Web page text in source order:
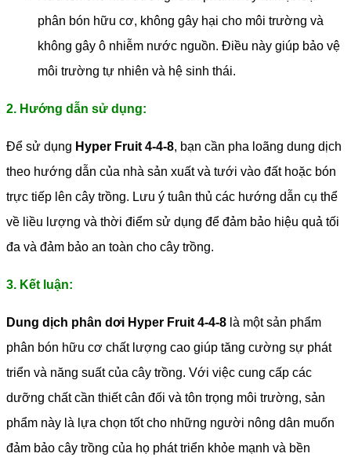
phân bón hữu cơ, không gây hại cho môi trường và
không gây ô nhiễm nước nguồn. Điều này giúp bảo vệ
môi trường tự nhiên và hệ sinh thái.
2. Hướng dẫn sử dụng:
Để sử dụng Hyper Fruit 4-4-8, bạn cần pha loãng dung dịch
theo hướng dẫn của nhà sản xuất và tưới vào đất hoặc bón
trực tiếp lên cây trồng. Lưu ý tuân thủ các hướng dẫn cụ thể
về liều lượng và thời điểm sử dụng để đảm bảo hiệu quả tối
đa và đảm bảo an toàn cho cây trồng.
3. Kết luận:
Dung dịch phân dơi Hyper Fruit 4-4-8 là một sản phẩm
phân bón hữu cơ chất lượng cao giúp tăng cường sự phát
triển và năng suất của cây trồng. Với việc cung cấp các
dưỡng chất cần thiết cân đối và tôn trọng môi trường, sản
phẩm này là lựa chọn tốt cho những người nông dân muốn
đảm bảo cây trồng của họ phát triển khỏe mạnh và bền